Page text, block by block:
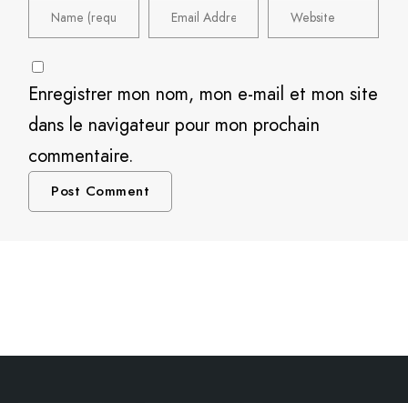
Enregistrer mon nom, mon e-mail et mon site
dans le navigateur pour mon prochain
commentaire.